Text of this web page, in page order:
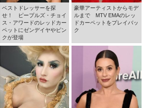
ベストドレッサーを探
せ！ ピープルズ・チョイ
ス・アワードのレッドカー
ペットにゼンデイヤやピン
クが登場
豪華アーティストからモデ
ルまで MTV EMAのレッ
ドカーペットをプレイバッ
ク